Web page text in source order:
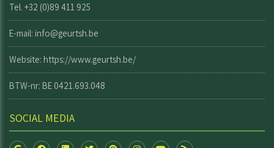
Tel. +32 (0)89 411 925
E-mail: info@geurtsh.be
Website: https://www.geurtsh.be/
BTW-nr: BE 0421.693.048
SOCIAL MEDIA